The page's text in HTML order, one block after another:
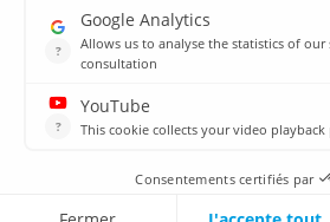
CSIRT
Agences
Agences
© 2026 CODRA. Tous Droits Réservés.
MENTIONS LÉGALES &